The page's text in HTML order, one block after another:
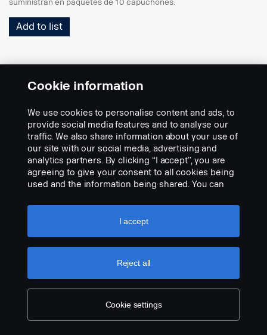
suministran en paquetes de 10 capuchones.
Add to list
Cookie information
We use cookies to personalise content and ads, to
provide social media features and to analyse our
traffic. We also share information about your use of
our site with our social media, advertising and
analytics partners. By clicking “I accept”, you are
agreeing to give your consent to all cookies being
used and the information being shared. You can
settings” and selecting the categories you’d like to
accept. For a more detailed explanation of how we
Cookie settings
Reject all
I accept